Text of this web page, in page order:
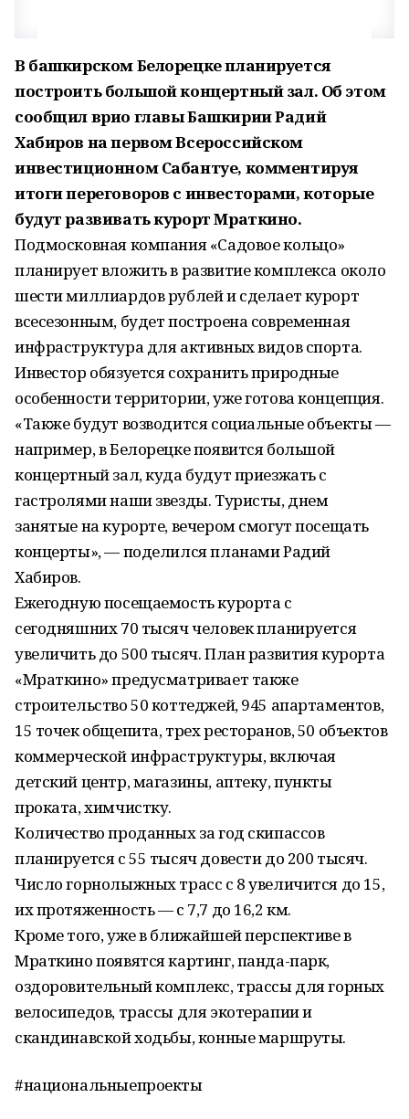
В башкирском Белорецке планируется
построить большой концертный зал. Об этом
сообщил врио главы Башкирии Радий
Хабиров на первом Всероссийском
инвестиционном Сабантуе, комментируя
итоги переговоров с инвесторами, которые
будут развивать курорт Мраткино.
Подмосковная компания «Садовое кольцо»
планирует вложить в развитие комплекса около
шести миллиардов рублей и сделает курорт
всесезонным, будет построена современная
инфраструктура для активных видов спорта.
Инвестор обязуется сохранить природные
особенности территории, уже готова концепция.
«Также будут возводится социальные объекты —
например, в Белорецке появится большой
концертный зал, куда будут приезжать с
гастролями наши звезды. Туристы, днем
занятые на курорте, вечером смогут посещать
концерты», — поделился планами Радий
Хабиров.
Ежегодную посещаемость курорта с
сегодняшних 70 тысяч человек планируется
увеличить до 500 тысяч. План развития курорта
«Мраткино» предусматривает также
строительство 50 коттеджей, 945 апартаментов,
15 точек общепита, трех ресторанов, 50 объектов
коммерческой инфраструктуры, включая
детский центр, магазины, аптеку, пункты
проката, химчистку.
Количество проданных за год скипассов
планируется с 55 тысяч довести до 200 тысяч.
Число горнолыжных трасс с 8 увеличится до 15,
их протяженность — с 7,7 до 16,2 км.
Кроме того, уже в ближайшей перспективе в
Мраткино появятся картинг, панда-парк,
оздоровительный комплекс, трассы для горных
велосипедов, трассы для экотерапии и
скандинавской ходьбы, конные маршруты.
#национальныепроекты